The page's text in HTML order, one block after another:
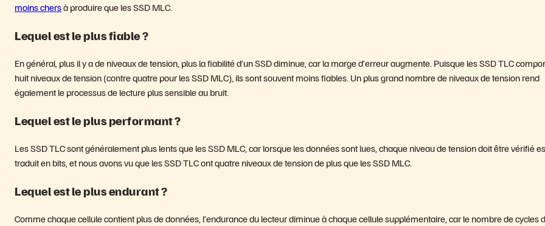
moins chersà produire que les SSD MLC.
Lequel est le plus fiable ?
En général, plus il y a de niveaux de tension, plus la fiabilité d’un SSD diminue, car la marge d’erreur augmente. Puisque les SSD TLC
huit niveaux de tension (contre quatre pour les SSD MLC), ils sont souvent moins fiables. Un plus grand nombre de niveaux de tension rend
également le processus de lecture plus sensible au bruit.
Lequel est le plus performant ?
Les SSD TLC sont généralement plus lents que les SSD MLC, car lorsque les données sont lues, chaque niveau de tension doit être vérifié
traduit en bits, et nous avons vu que les SSD TLC ont quatre niveaux de tension de plus que les SSD MLC.
Lequel est le plus endurant ?
Comme chaque cellule contient plus de données, l’endurance du lecteur diminue à chaque cellule supplémentaire, car le nombre de cycles